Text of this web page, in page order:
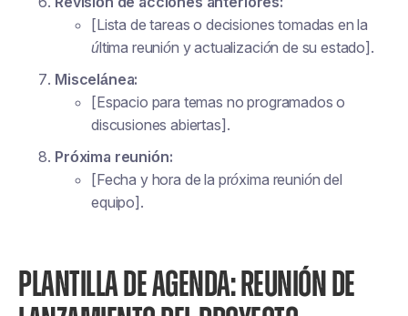
[Lista de tareas o decisiones tomadas en la
última reunión y actualización de su estado].
Miscelánea:
[Espacio para temas no programados o
discusiones abiertas].
Próxima reunión:
[Fecha y hora de la próxima reunión del
equipo].
PLANTILLA DE AGENDA: REUNIÓN DE